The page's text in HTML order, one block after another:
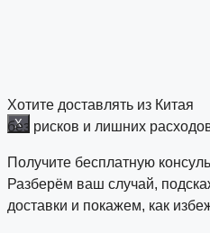
X
Хотите доставлять из Китая
без рисков и лишних
Получите бесплатную
Разберём ваш случай,
доставки и покажем, как